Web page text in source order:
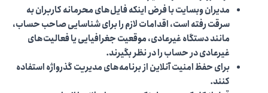
مدیران وبسایت با فرض اینکه فایل‌های محرمانه کاربران به
سرقت رفته است، اقدامات لازم را برای شناسایی صاحب حساب،
مانند دستگاه غیرعادی، موقعیت جغرافیایی یا فعالیت‎‌های
غیرعادی در حساب را در نظر بگیرند.
برای حفظ امنیت آنلاین از برنامه‎‌های مدیریت گذرواژه استفاده
کنند.